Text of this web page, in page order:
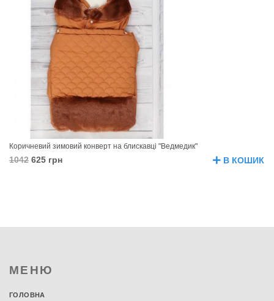
Коричневий зимовий конверт на блискавці "Ведмедик"
1042 625 грн В КОШИК
МЕНЮ
ГОЛОВНА